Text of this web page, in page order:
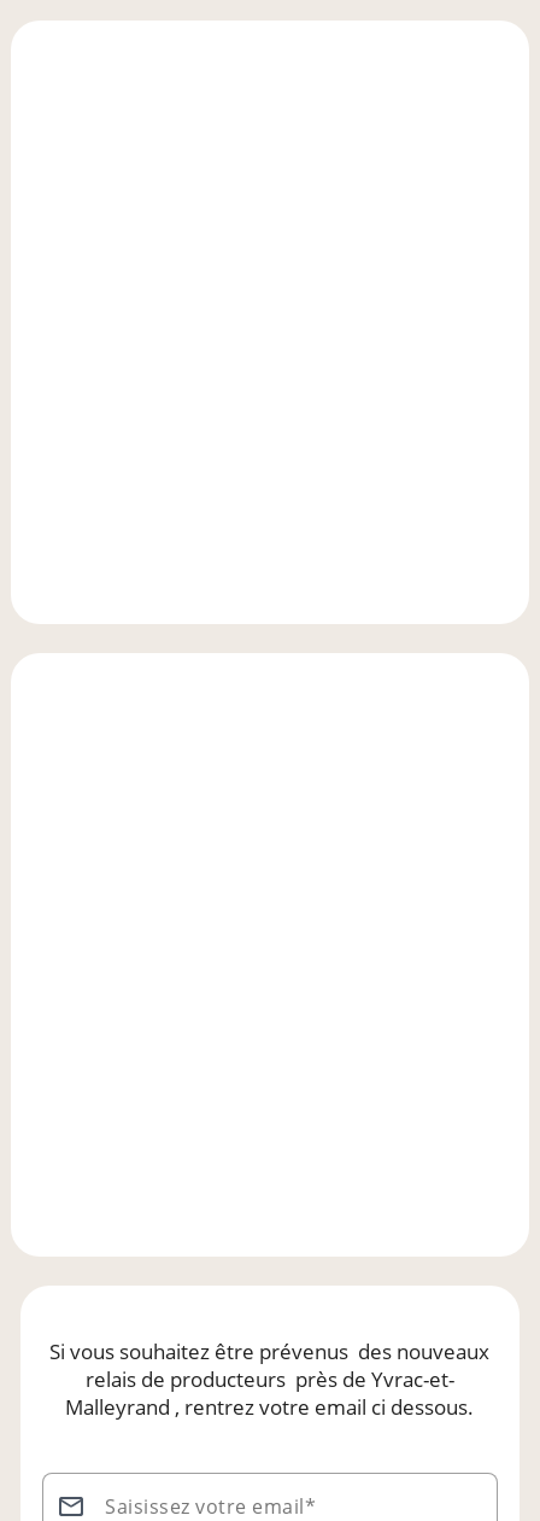
Si vous souhaitez être prévenus des nouveaux
relais de producteurs près de Yvrac-et-
Malleyrand , rentrez votre email ci dessous.
Saisissez votre email*